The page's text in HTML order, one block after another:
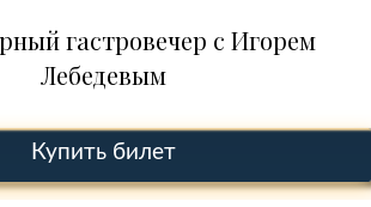
гастровечер с Игорем
Лебедевым
Купить билет